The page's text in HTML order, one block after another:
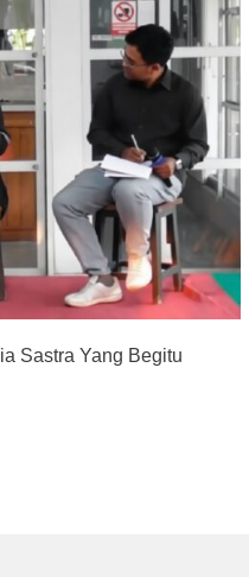
Sastra Yang Begitu